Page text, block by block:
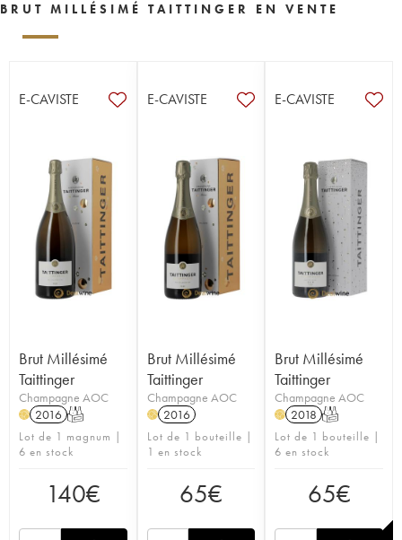
BRUT MILLÉSIMÉ TAITTINGER EN VENTE
E-CAVISTE
Brut Millésimé
Taittinger
Champagne AOC
H 2016 T
Lot de 1 magnum |
6 en stock
140€
E-CAVISTE
Brut Millésimé
Taittinger
Champagne AOC
H 2016
Lot de 1 bouteille |
1 en stock
65€
E-CAVISTE
Brut Millésimé
Taittinger
Champagne AOC
H 2018 T
Lot de 1 bouteille |
6 en stock
65€